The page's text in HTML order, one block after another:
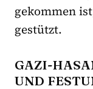
gekommen
gestützt.
GAZI-
UND